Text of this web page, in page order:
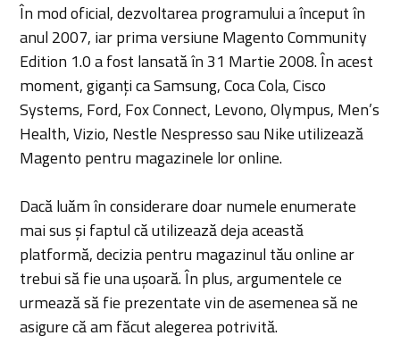
În mod oficial, dezvoltarea programului a început în
anul 2007, iar prima versiune Magento Community
Edition 1.0 a fost lansată în 31 Martie 2008. În acest
moment, giganți ca Samsung, Coca Cola,Cisco
Systems, Ford, Fox Connect, Levono, Olympus, Men’s
Health, Vizio, Nestle Nespresso sau Nike utilizează
Magento pentru magazinele lor online.
Dacă luăm în considerare doar numele enumerate
mai sus și faptul că utilizează deja această
platformă, decizia pentru magazinul tău online ar
trebui să fie una ușoară. În plus, argumentele ce
urmează să fie prezentate vin de asemenea să ne
asigure că am făcut alegerea potrivită.